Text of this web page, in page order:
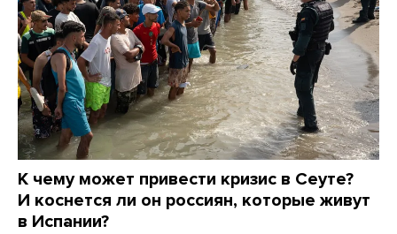
К чему может привести кризис в Сеуте?
И коснется ли он россиян, которые живут
в Испании?